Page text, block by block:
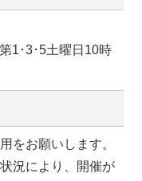
1･3･5土曜日10時
をお願いします。
況により、開催が